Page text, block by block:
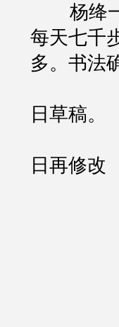
杨绛
每天七千
多。书法
日草稿。
日再修改